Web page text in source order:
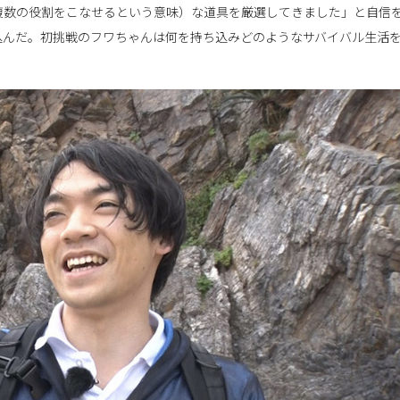
の役割をこなせるという意味）な道具を厳選してきました」と自信
だ。初挑戦のフワちゃんは何を持ち込みどのようなサバイバル生活